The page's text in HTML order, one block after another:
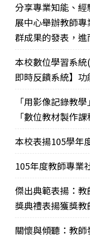
分享專業知能、
展中心舉辦教師
群成果的發表，進
本校數位學習系
即時反饋系統】功
「用影像記錄教
「數位教材製作
本校表揚105學年
105年度教師專業
傑出典範表揚：
獎典禮表揚獲獎教
關懷與傾聽：教